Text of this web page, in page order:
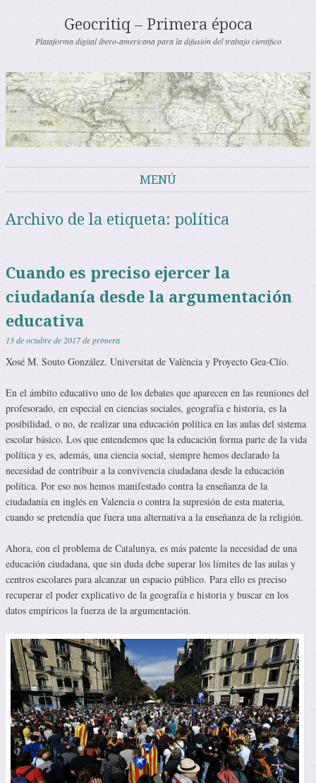
Geocritiq – Primera época
Plataforma digital ibero-americana para la difusión del trabajo científico
MENÚ
Archivo de la etiqueta: política
Cuando es preciso ejercer la
ciudadanía desde la argumentación
educativa
13 de octubre de 2017deprimera
Xosé M. Souto González. Universitat de València y Proyecto Gea-Clío.
En el ámbito educativo uno de los debates que aparecen en las reuniones del
profesorado, en especial en ciencias sociales, geografía e historia, es la
posibilidad, o no, de realizar una educación política en las aulas del sistema
escolar básico. Los que entendemos que la educación forma parte de la vida
política y es, además, una ciencia social, siempre hemos declarado la
necesidad de contribuir a la convivencia ciudadana desde la educación
política. Por eso nos hemos manifestado contra la enseñanza de la
ciudadanía en inglés en Valencia o contra la supresión de esta materia,
cuando se pretendía que fuera una alternativa a la enseñanza de la religión.
Ahora, con el problema de Catalunya, es más patente la necesidad de una
educación ciudadana, que sin duda debe superar los límites de las aulas y
centros escolares para alcanzar un espacio público. Para ello es preciso
recuperar el poder explicativo de la geografía e historia y buscar en los
datos empíricos la fuerza de la argumentación.